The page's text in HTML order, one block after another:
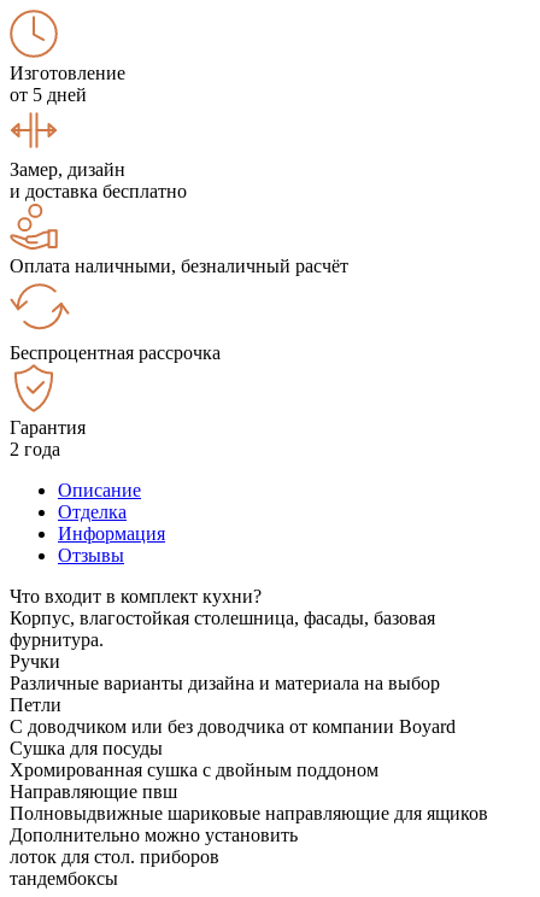
Изготовление
от 5 дней
Замер, дизайн
и доставка бесплатно
Оплата наличными, безналичный расчёт
Беспроцентная рассрочка
Гарантия
2 года
Описание
Отделка
Информация
Отзывы
Что входит в комплект кухни?
Корпус, влагостойкая столешница, фасады, базовая
фурнитура.
Ручки
Различные варианты дизайна и материала на выбор
Петли
С доводчиком или без доводчика от компании Boyard
Сушка для посуды
Хромированная сушка с двойным поддоном
Направляющие пвш
Полновыдвижные шариковые направляющие для ящиков
Дополнительно можно установить
лоток для стол. приборов
тандембоксы